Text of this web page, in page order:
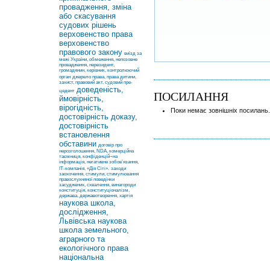
провадження, зміна
або скасування
судових рішень
верховенство права
верховенство
правового закону виїзд за
межі України, обмеження, непозовне
провадження, нерезидент,
громадянин, керівник, контролюючий
орган джерело права, права дитини,
захист, правовий акт, судовий пре-
цедент доведеність,
ймовірність,
вірогідність,
достовірність доказу,
достовірність
встановлення
обставини договір про
нерозголошення, NDA, комерційна
таємниця, конфіденцій¬на
інформація, негативне зобов’язання,
ІТ-компанія, «Дія Сіті». заходи
заохочення, стимули, стимулювання
правослухняної поведінки
засуджених, схвалення, винагороди
конституція, конституціоналізм,
держава, державотворення, хартія
наукова школа,
дослідження,
Львівська наукова
школа земельного,
аграрного та
екологічного права
національна
ПОСИЛАННЯ
Поки немає зовнішніх посилань.